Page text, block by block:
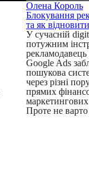
Олена Король
Блокування
та як
У сучасній
потужним
рекламодавець
Google Ads
пошукова
через різні
прямих
маркетингових
Проте не